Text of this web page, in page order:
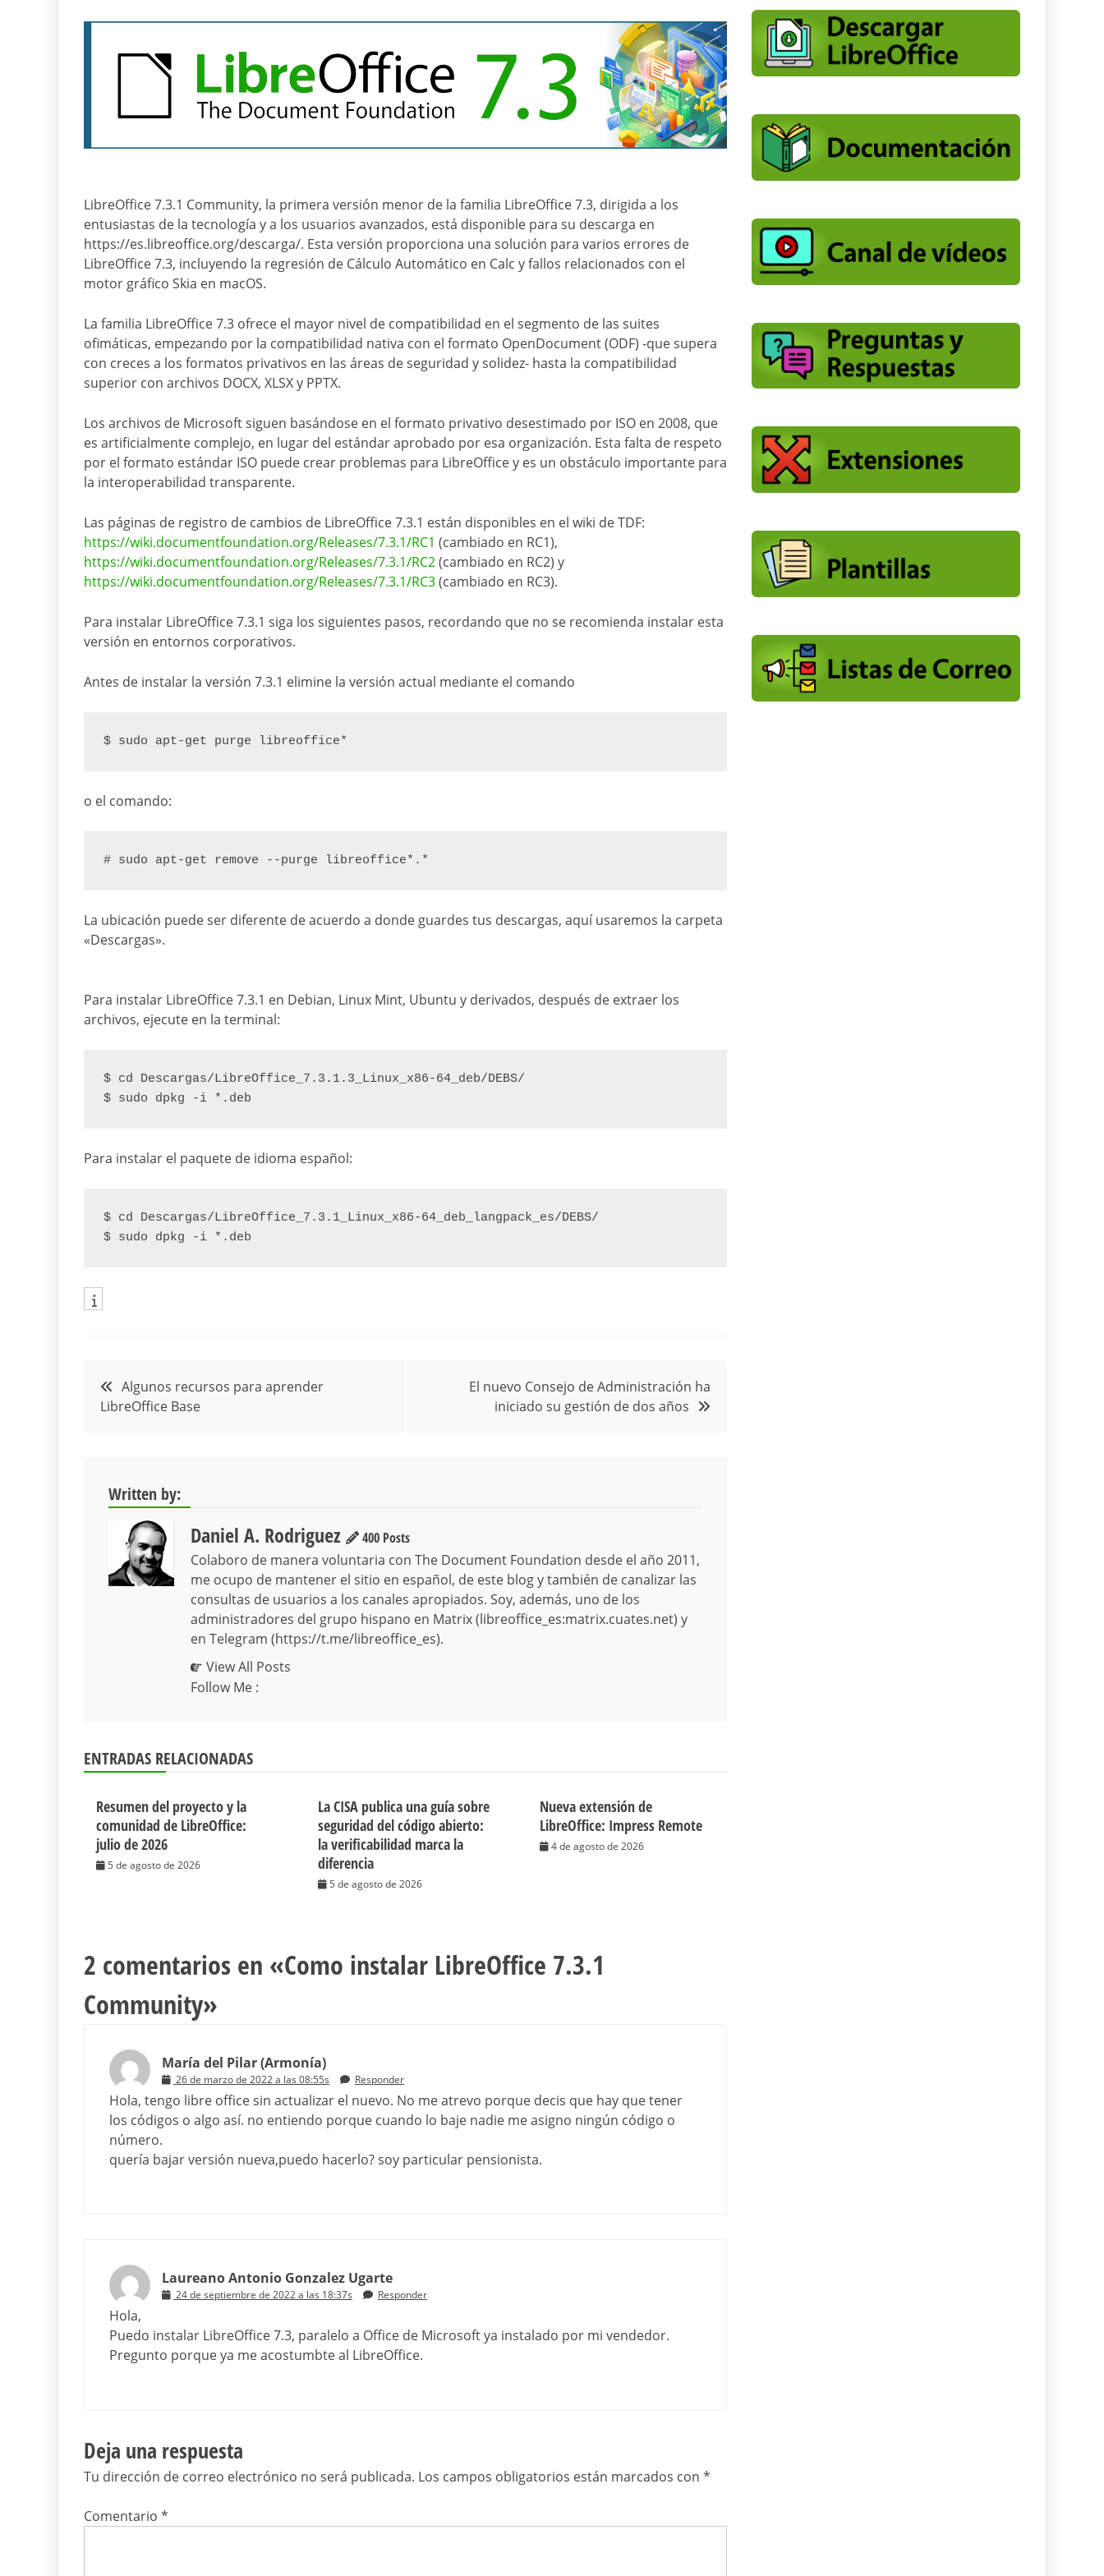
LibreOffice 7.3.1 Community, la primera versión menor de la familia LibreOffice 7.3, dirigida a los
entusiastas de la tecnología y a los usuarios avanzados, está disponible para su descarga en
https://es.libreoffice.org/descarga/. Esta versión proporciona una solución para varios errores de
LibreOffice 7.3, incluyendo la regresión de Cálculo Automático en Calc y fallos relacionados con el
motor gráfico Skia en macOS.
La familia LibreOffice 7.3 ofrece el mayor nivel de compatibilidad en el segmento de las suites
ofimáticas, empezando por la compatibilidad nativa con el formato OpenDocument (ODF) -que supera
con creces a los formatos privativos en las áreas de seguridad y solidez- hasta la compatibilidad
superior con archivos DOCX, XLSX y PPTX.
Los archivos de Microsoft siguen basándose en el formato privativo desestimado por ISO en 2008, que
es artificialmente complejo, en lugar del estándar aprobado por esa organización. Esta falta de respeto
por el formato estándar ISO puede crear problemas para LibreOffice y es un obstáculo importante para
la interoperabilidad transparente.
Las páginas de registro de cambios de LibreOffice 7.3.1 están disponibles en el wiki de TDF:
https://wiki.documentfoundation.org/Releases/7.3.1/RC1 (cambiado en RC1),
https://wiki.documentfoundation.org/Releases/7.3.1/RC2(cambiado en RC2) y
https://wiki.documentfoundation.org/Releases/7.3.1/RC3(cambiado en RC3).
Para instalar LibreOffice 7.3.1 siga los siguientes pasos, recordando que no se recomienda instalar esta
versión en entornos corporativos.
Antes de instalar la versión 7.3.1 elimine la versión actual mediante el comando
$ sudo apt-get purge libreoffice*
o el comando:
# sudo apt-get remove --purge libreoffice*.*
La ubicación puede ser diferente de acuerdo a donde guardes tus descargas, aquí usaremos la carpeta
«Descargas».
Para instalar LibreOffice 7.3.1 en Debian, Linux Mint, Ubuntu y derivados, después de extraer los
archivos, ejecute en la terminal:
$ cd Descargas/LibreOffice_7.3.1.3_Linux_x86-64_deb/DEBS/
$ sudo dpkg -i *.deb
Para instalar el paquete de idioma español:
$ cd Descargas/LibreOffice_7.3.1_Linux_x86-64_deb_langpack_es/DEBS/
$ sudo dpkg -i *.deb
Navegación
de
Algunos recursos para aprender
LibreOffice Base
El nuevo Consejo de Administración ha
iniciado su gestión de dos años
Written by:
Daniel A. Rodriguez
400 Posts
Colaboro de manera voluntaria con The Document Foundation desde el año 2011,
me ocupo de mantener el sitio en español, de este blog y también de canalizar las
consultas de usuarios a los canales apropiados. Soy, además, uno de los
administradores del grupo hispano en Matrix (libreoffice_es:matrix.cuates.net) y
en Telegram (https://t.me/libreoffice_es).
View All Posts
Follow Me :
ENTRADAS RELACIONADAS
Resumen del proyecto y la
comunidad de LibreOffice:
julio de 2026
5 de agosto de 2026
La CISA publica una guía sobre
seguridad del código abierto:
la verificabilidad marca la
diferencia
5 de agosto de 2026
Nueva extensión de
LibreOffice: Impress Remote
4 de agosto de 2026
2 comentarios en «Como instalar LibreOffice 7.3.1
Community»
María del Pilar (Armonía)
26 de marzo de 2022 a las 08:55s Responder
Hola, tengo libre office sin actualizar el nuevo. No me atrevo porque decis que hay que tener
los códigos o algo así. no entiendo porque cuando lo baje nadie me asigno ningún código o
número.
quería bajar versión nueva,puedo hacerlo? soy particular pensionista.
Laureano Antonio Gonzalez Ugarte
24 de septiembre de 2022 a las 18:37s Responder
Hola,
Puedo instalar LibreOffice 7.3, paralelo a Office de Microsoft ya instalado por mi vendedor.
Pregunto porque ya me acostumbte al LibreOffice.
Deja una respuesta
Tu dirección de correo electrónico no será publicada. Los campos obligatorios están marcados con *
Comentario *